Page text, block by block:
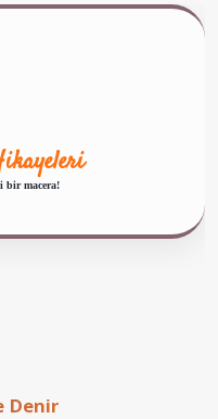
bir macera!
Denir